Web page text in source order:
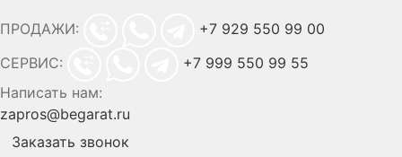
ПРОДАЖИ:
+7 929 550 99 00
СЕРВИС:
+7 999 550 99 55
Написать нам:
zapros@begarat.ru
Заказать звонок